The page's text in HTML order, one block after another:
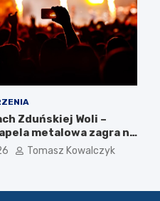
Zduńskiej Woli –
metalowa zagra na
Tomasz Kowalczyk